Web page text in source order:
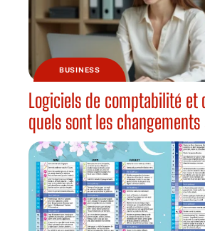
BUSINESS
Logiciels de comptabilité et
quels sont les changements